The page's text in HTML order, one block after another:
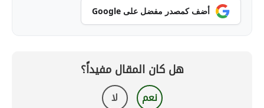
أضف كمصدر مفضل على Google
هل كان المقال مفيداً؟
نعم لا